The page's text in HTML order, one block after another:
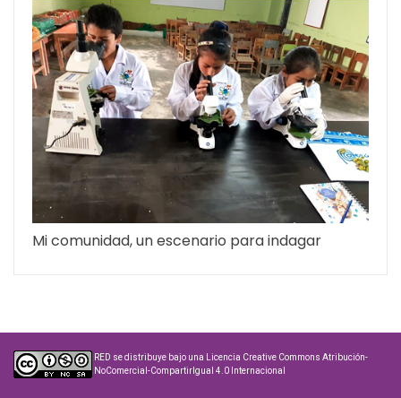
Mi comunidad, un escenario para indagar
RED se distribuye bajo una Licencia Creative Commons Atribución-
NoComercial-CompartirIgual 4.0 Internacional